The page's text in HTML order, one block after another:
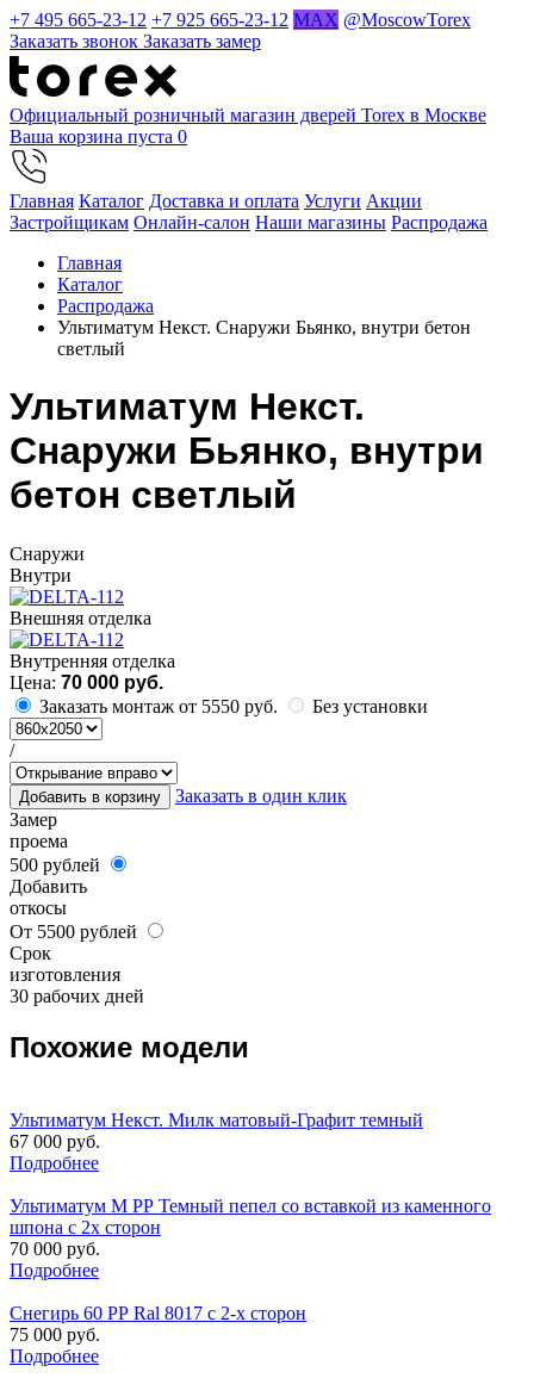
+7 495 665-23-12 +7 925 665-23-12 MAX @MoscowTorex
Заказать звонок Заказать замер
Официальный розничный магазин дверей Torex в Москве
Ваша корзина пуста 0
Главная Каталог Доставка и оплата Услуги Акции
Застройщикам Онлайн-салон Наши магазины Распродажа
Главная
Каталог
Распродажа
Ультиматум Некст. Снаружи Бьянко, внутри бетон
светлый
Ультиматум Некст.
Снаружи Бьянко, внутри
бетон светлый
Cнаружи
Внутри
Внешняя отделка
Внутренняя отделка
Цена: 70 000 руб.
Заказать монтаж от 5550 руб.
Без установки
/
Добавить в корзину
Заказать в один клик
Замер
проема
500 рублей
Добавить
откосы
От 5500 рублей
Срок
изготовления
30 рабочих дней
Похожие модели
Ультиматум Некст. Милк матовый-Графит темный
67 000 руб.
Подробнее
Ультиматум М РР Темный пепел со вставкой из каменного
шпона с 2х сторон
70 000 руб.
Подробнее
Снегирь 60 РР Ral 8017 c 2-х сторон
75 000 руб.
Подробнее